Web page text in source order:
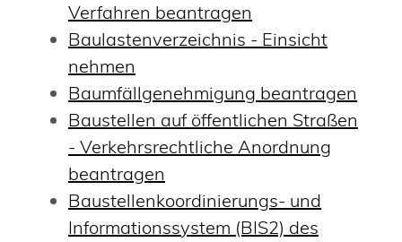
Verfahren beantragen
Baulastenverzeichnis - Einsicht
nehmen
Baumfällgenehmigung beantragen
Baustellen auf öffentlichen Straßen
- Verkehrsrechtliche Anordnung
beantragen
Baustellenkoordinierungs- und
Informationssystem (BIS2) des